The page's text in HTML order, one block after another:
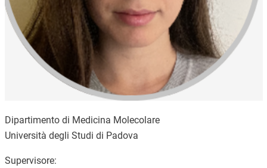
Dipartimento di Medicina Molecolare
Università degli Studi di Padova
Supervisore: